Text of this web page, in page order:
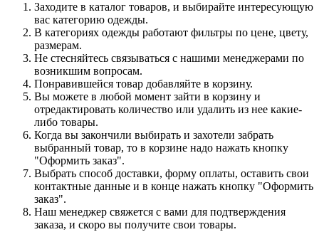
Заходите в каталог товаров, и выбирайте интересующую
вас категорию одежды.
В категориях одежды работают фильтры по цене, цвету,
размерам.
Не стесняйтесь связываться с нашими менеджерами по
возникшим вопросам.
Понравившейся товар добавляйте в корзину.
Вы можете в любой момент зайти в корзину и
отредактировать количество или удалить из нее какие-
либо товары.
Когда вы закончили выбирать и захотели забрать
выбранный товар, то в корзине надо нажать кнопку
"Оформить заказ".
Выбрать способ доставки, форму оплаты, оставить свои
контактные данные и в конце нажать кнопку "Оформить
заказ".
Наш менеджер свяжется с вами для подтверждения
заказа, и скоро вы получите свои товары.